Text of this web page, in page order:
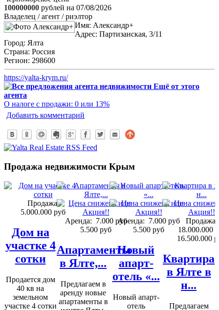
100000000 рублей на 07/08/2026
Владелец / агент / риэлтор
Имя: Александр+
Адрес: Партизанская, 3/11
Город: Ялта
Страна: Россия
Регион: 298600
https://yalta-krym.ru/
Ещё от этого
агента
О налоге с продажи: 0 или 13%
Добавить комментарий
Продажа недвижимости Крым
Продажа:
5.000.000 руб
Дом на
участке 4
сотки
Продается дом
40 кв на
земельном
участке 4 сотки
Аренда: 7.000 руб
5.500 руб
Апартаменты
в Ялте,...
Предлагаем в
аренду новые
апартаменты в
Аренда: 7.000 руб
5.500 руб
Новый
апарт-
отель «...
Новый апарт-
отель
Продажа:
18.000.000
16.500.000
Квартира
в Ялте в
н...
Предлагаем